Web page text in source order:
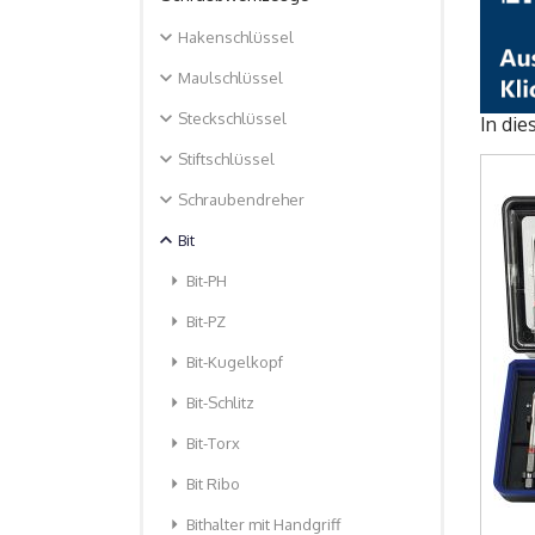
Hakenschlüssel
expand_more
Maulschlüssel
expand_more
Steckschlüssel
expand_more
Stiftschlüssel
expand_more
Schraubendreher
expand_more
Bit
expand_less
Bit-PH
arrow_right
Bit-PZ
arrow_right
Bit-Kugelkopf
arrow_right
Bit-Schlitz
arrow_right
Bit-Torx
arrow_right
Bit Ribo
arrow_right
Bithalter mit Handgriff
arrow_right
In